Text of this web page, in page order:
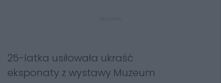
25-latka usiłowała ukraść
eksponaty z wystawy Muzeum